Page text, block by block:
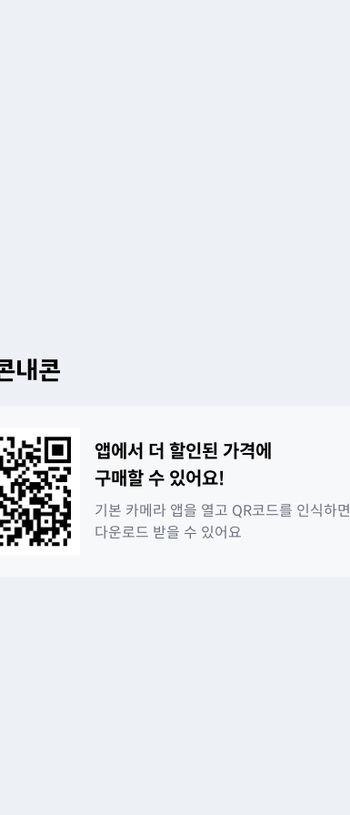
앱에서 더 할인된 가격에
구매할 수 있어요!
기본 카메라 앱을 열고 QR코드를 인식하면
다운로드 받을 수 있어요